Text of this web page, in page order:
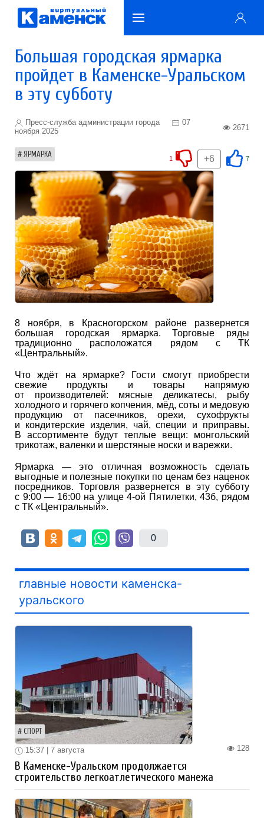
Большая городская ярмарка
пройдет в Каменске-Уральском
в эту субботу
Пресс-служба администрации города
07
ноября 2025
2671
ЯРМАРКА 7
+6
1
8 ноября, в Красногорском районе развернется
большая городская ярмарка. Торговые ряды
традиционно расположатся рядом с ТК
«Центральный».
Что ждёт на ярмарке? Гости смогут приобрести
свежие продукты и товары напрямую
от производителей: мясные деликатесы, рыбу
холодного и горячего копчения, мёд, соты и медовую
продукцию от пасечников, орехи, сухофрукты
и кондитерские изделия, чай, специи и приправы.
В ассортименте будут теплые вещи: монгольский
трикотаж, валенки и шерстяные носки и варежки.
Ярмарка — это отличная возможность сделать
выгодные и полезные покупки по ценам без наценок
посредников. Торговля развернется в эту субботу
с 9:00 — 16:00 на улице 4-ой Пятилетки, 43б, рядом
с ТК «Центральный».
0
главные новости каменска-
уральского
СПОРТ
128
15:37 | 7 августа
В Каменске-Уральском продолжается
строительство легкоатлетического манежа